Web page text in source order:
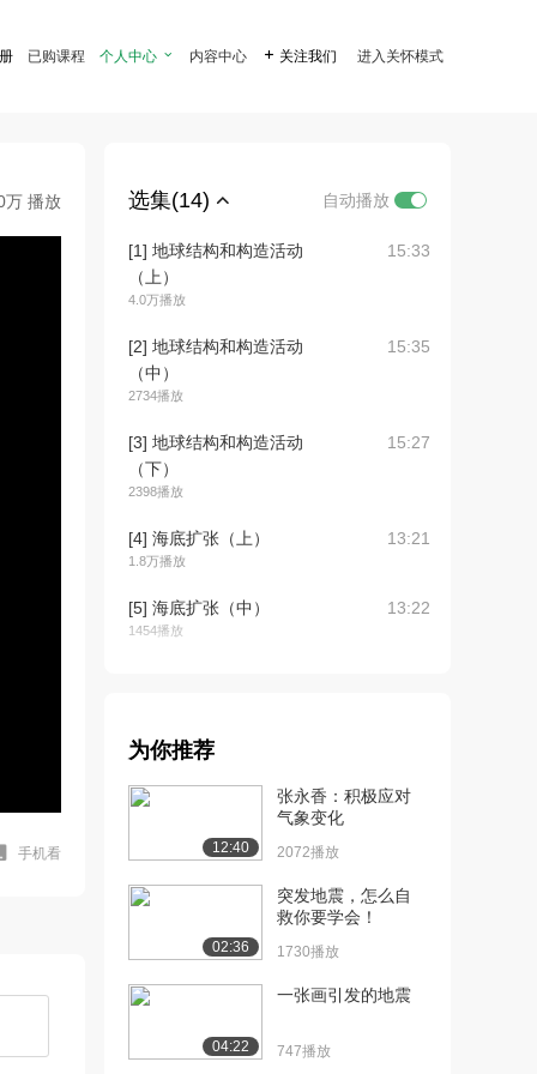
已购课程 个人中心  内容中心  关注我们 进入关怀模式
万 播放
手机看
选集(14) 自动播放
[1] 地球结构和构造活动
（上）
4.0万播放
15:33
[2] 地球结构和构造活动
（中）
2734播放
15:35
[3] 地球结构和构造活动
（下）
2398播放
15:27
[4] 海底扩张（上）
1.8万播放
13:21
[5] 海底扩张（中）
1454播放
13:22
[7] 板块构造（上）
[9] 板块构造（下）
1257播放
17:26
[10] 断裂与地震灾害
（上）
1.0万播放
[11] 断裂与地震灾害
为你推荐
12:40
张永香：积极应对
气象变化
2072播放
02:36
突发地震，怎么自
救你要学会！
1730播放
04:22
一张画引发的地震
747播放